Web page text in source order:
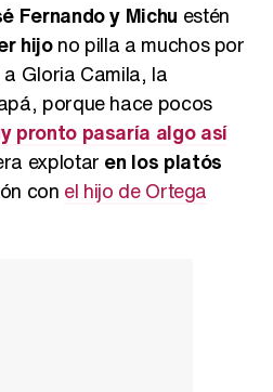
Fernando y Michu estén
hijono pilla a muchos por
Gloria Camila, la
porque hace pocos
pronto pasaría algo así
explotar en los platós
con el hijo de Ortega